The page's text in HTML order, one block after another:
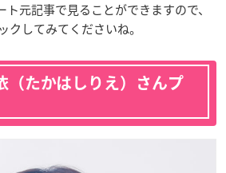
元記事で見ることができますので、
クしてみてくださいね。
（たかはしりえ）さんプ